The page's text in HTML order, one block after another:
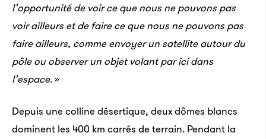
l’opportunité de voir ce que nous ne pouvons pas
voir ailleurs et de faire ce que nous ne pouvons pas
faire ailleurs, comme envoyer un satellite autour du
pôle ou observer un objet volant par ici dans
l’espace. »
Depuis une colline désertique, deux dômes blancs
dominent les 400 km carrés de terrain. Pendant la